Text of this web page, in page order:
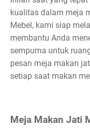
kualitas dalam meja
Mebel, kami siap
membantu Anda
sempurna untuk
pesan meja makan
setiap saat makan
Meja Makan Jati